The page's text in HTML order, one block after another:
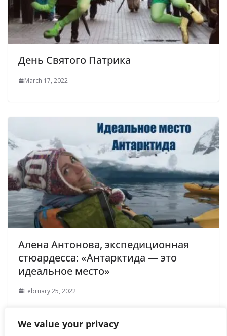
We value your privacy
День Святого Патрика
March 17, 2022
Алена Антонова, экспедиционная
стюардесса: «Антарктида — это
идеальное место»
February 25, 2022